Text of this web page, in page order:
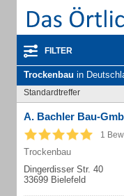
FILTER
Trockenbau in
Standardtreffer
A. Bachler Bau-
1
Trockenbau
Dingerdisser Str. 40
33699 Bielefeld